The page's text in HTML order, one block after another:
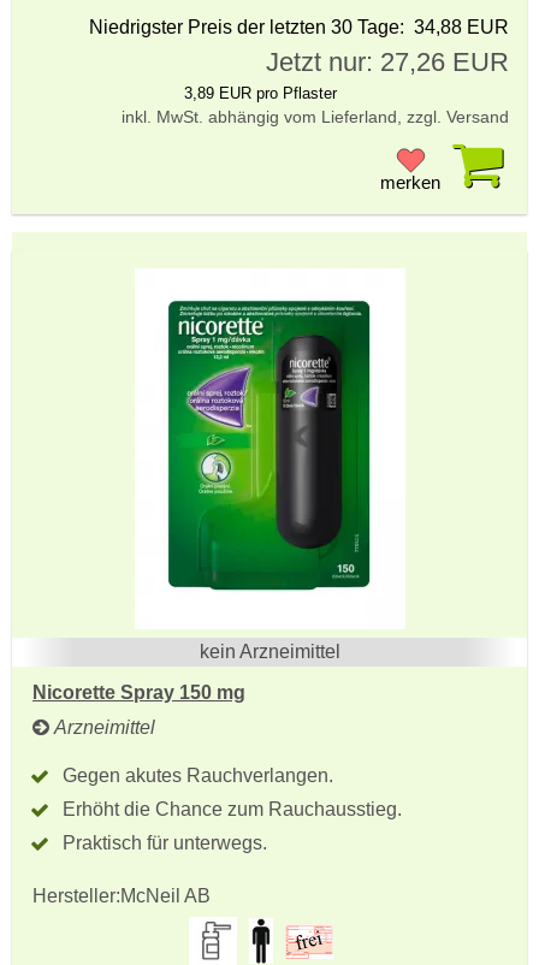
Niedrigster Preis der letzten 30 Tage: 34,88 EUR
Jetzt nur: 27,26 EUR
3,89 EUR pro Pflaster
inkl. MwSt. abhängig vom Lieferland, zzgl. Versand
merken
kein Arzneimittel
Nicorette Spray 150 mg
Arzneimittel
Gegen akutes Rauchverlangen.
Erhöht die Chance zum Rauchausstieg.
Praktisch für unterwegs.
Hersteller:McNeil AB